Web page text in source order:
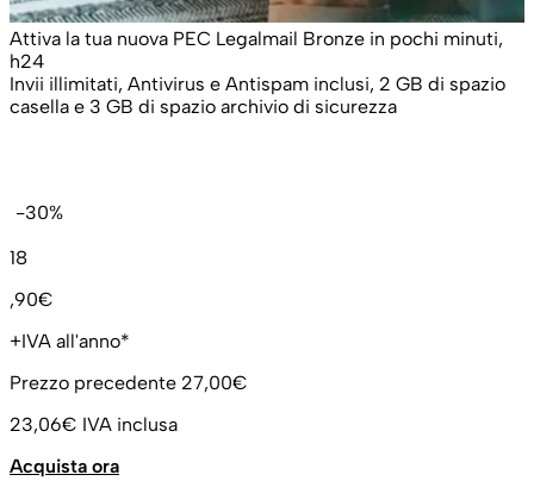
Attiva la tua nuova PEC Legalmail Bronze in pochi minuti,
h24
Invii illimitati, Antivirus e Antispam inclusi, 2 GB di spazio
casella e 3 GB di spazio archivio di sicurezza
-30%
18
,90€
+IVA all'anno*
Prezzo precedente 27,00€
23,06€ IVA inclusa
Acquista ora